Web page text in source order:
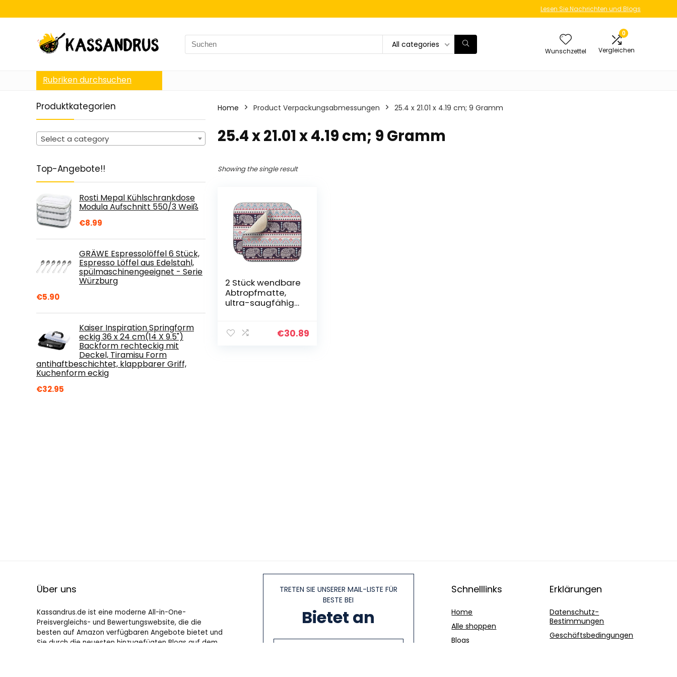
Lesen Sie Nachrichten und Blogs
Search
for:
All categories
Wunschzettel
0
Vergleichen
Rubriken durchsuchen
Produktkategorien
Select a category
Top-Angebote!!
Rosti Mepal Kühlschrankdose
Modula Aufschnitt 550/3 Weiß
€8.99
GRÄWE Espressolöffel 6 Stück,
Espresso Löffel aus Edelstahl,
spülmaschinengeeignet - Serie
Würzburg
€5.90
Kaiser Inspiration Springform
eckig 36 x 24 cm(14 X 9.5")
Backform rechteckig mit
Deckel, Tiramisu Form
antihaftbeschichtet, klappbarer Griff,
Kuchenform eckig
€32.95
Home Product Verpackungsabmessungen ‎25.4 x 21.01 x 4.19 cm; 9 Gramm
‎25.4 x 21.01 x 4.19 cm; 9 Gramm
Showing the single result
2 Stück wendbare
Abtropfmatte,
ultra-saugfähige
Küchentheke, 40,6
€30.89
Über uns
Kassandrus.de ist eine moderne All-in-One-
Preisvergleichs- und Bewertungswebsite, die die
besten auf Amazon verfügbaren Angebote bietet und
Sie durch die neuesten hinzugefügten Blogs auf dem
TRETEN SIE UNSERER MAIL-LISTE FÜR
BESTE BEI
Bietet an
Schnelllinks
Home
Alle shoppen
Blogs
Erklärungen
Datenschutz-
Bestimmungen
Geschäftsbedingungen